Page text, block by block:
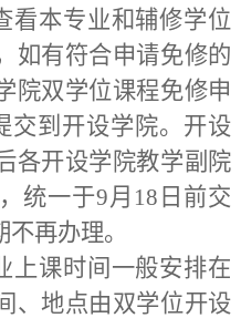
看本专业和辅修学位
如有符合申请免修的
院双学位课程免修申
交到开设学院。开设
各开设学院教学副院
统一于9月18日前交
再办理。
上课时间一般安排在
、地点由双学位开设